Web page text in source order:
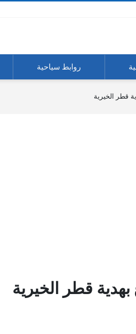
روابط سياحية
قطر الخيرية
بهدية قطر الخيرية